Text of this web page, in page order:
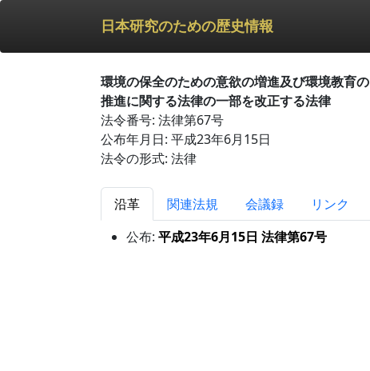
日本研究のための歴史情報
環境の保全のための意欲の増進及び環境教育の
推進に関する法律の一部を改正する法律
法令番号: 法律第67号
公布年月日: 平成23年6月15日
法令の形式: 法律
沿革 関連法規 会議録
リンク
公布: 平成23年6月15日 法律第67号